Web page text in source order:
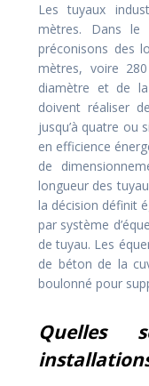
Les tuyaux
mètres. Dans le
préconisons des
mètres, voire
diamètre et de
doivent réaliser
jusqu’à quatre ou
en efficience
de
longueur des
la décision définit
par système
de tuyau. Les
de béton de la
boulonné pour
Quelles